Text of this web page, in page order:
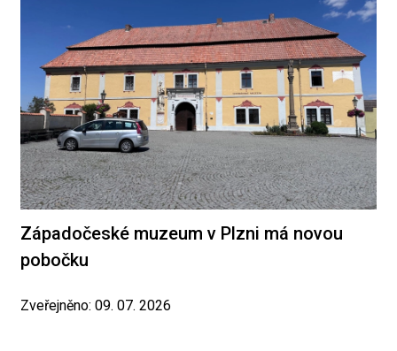
Západočeské muzeum v Plzni má novou
pobočku
Zveřejněno: 09. 07. 2026